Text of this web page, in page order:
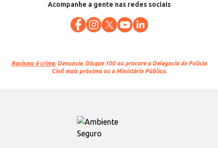
Acompanhe a gente nas redes sociais
Racismo é crime. Denuncie. Disque 100 ou procure a Delegacia de Polícia
Civil mais próxima ou o Ministério Público.